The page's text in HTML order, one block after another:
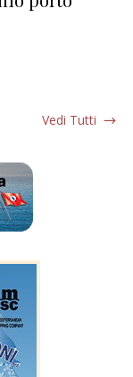
Vedi Tutti